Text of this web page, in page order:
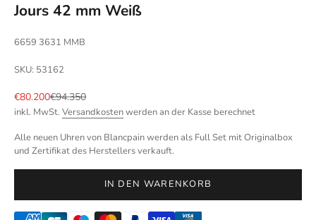
Jours 42 mm Weiß
6659 3631 MMB
SKU: 53162
Angebot
€80.200Regulärer Preis
€94.350
inkl. MwSt. Versandkostenwerden an der Kasse berechnet
Alle neuen Uhren von Blancpain werden als Full Set mit Originalbox
und Zertifikat des Herstellers verkauft.
IN DEN WARENKORB